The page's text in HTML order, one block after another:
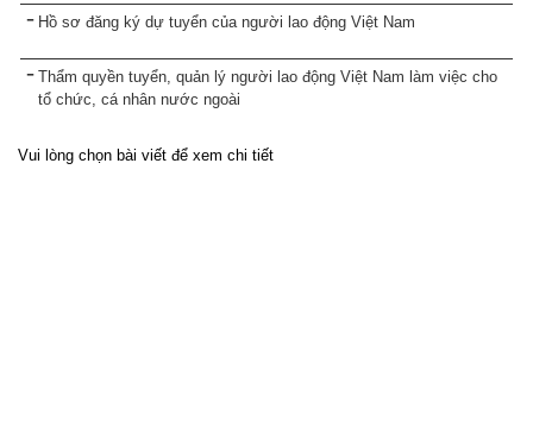
Hồ sơ đăng ký dự tuyển của người lao động Việt Nam
Thẩm quyền tuyển, quản lý người lao động Việt Nam làm việc cho
tổ chức, cá nhân nước ngoài
Vui lòng chọn bài viết để xem chi tiết